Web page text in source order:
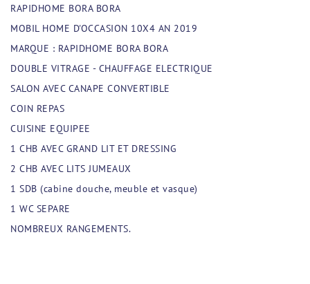
RAPIDHOME BORA BORA
MOBIL HOME D'OCCASION 10X4 AN 2019
MARQUE : RAPIDHOME BORA BORA
DOUBLE VITRAGE - CHAUFFAGE ELECTRIQUE
SALON AVEC CANAPE CONVERTIBLE
COIN REPAS
CUISINE EQUIPEE
1 CHB AVEC GRAND LIT ET DRESSING
2 CHB AVEC LITS JUMEAUX
1 SDB (cabine douche, meuble et vasque)
1 WC SEPARE
NOMBREUX RANGEMENTS.